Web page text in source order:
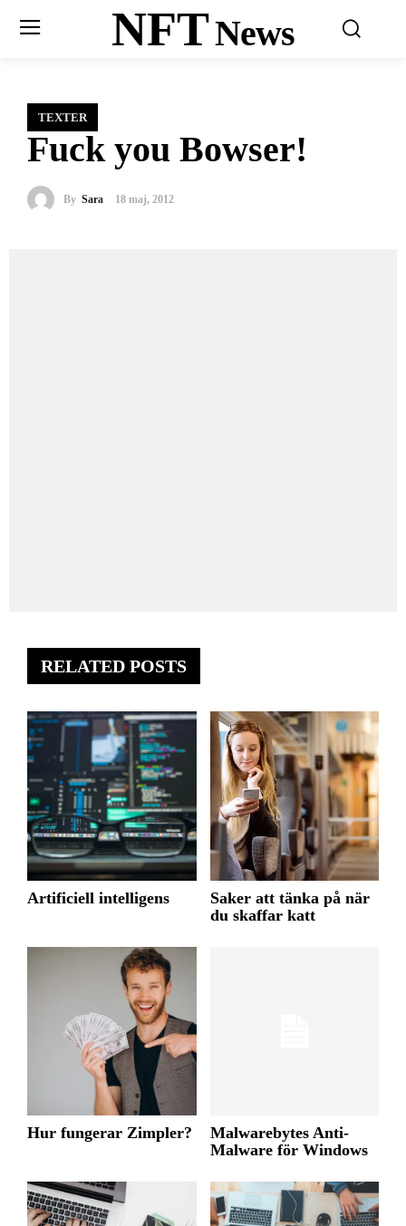
NFTNews
TEXTER
Fuck you Bowser!
By Sara 18 maj, 2012
RELATED POSTS
Artificiell intelligens
Saker att tänka på när
du skaffar katt
Hur fungerar Zimpler?
Malwarebytes Anti-
Malware för Windows